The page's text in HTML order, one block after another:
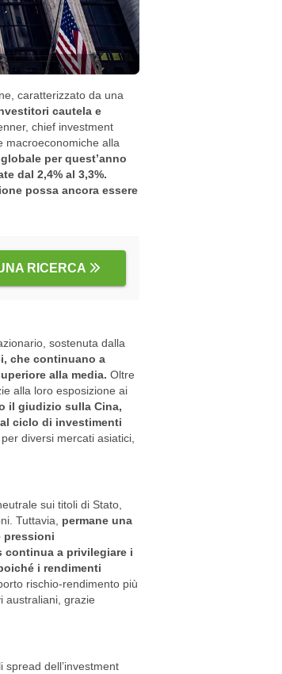
caratterizzato da una
cautela e
chief investment
macroeconomiche alla
per quest’anno
dal 2,4% al 3,3%.
possa ancora essere
RICERCA
sostenuta dalla
che continuano a
alla media. Oltre
alla loro esposizione ai
il giudizio sulla Cina,
ciclo di investimenti
diversi mercati asiatici,
sui titoli di Stato,
Tuttavia, permane una
pressioni
continua a privilegiare i
i rendimenti
rischio-rendimento più
australiani, grazie
dell’investment